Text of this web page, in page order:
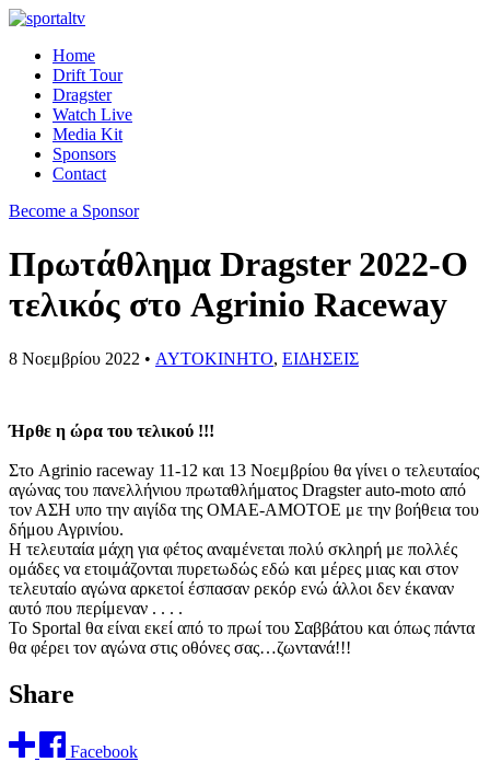
Home
Drift Tour
Dragster
Watch Live
Media Kit
Sponsors
Contact
Become a Sponsor
Πρωτάθλημα Dragster 2022-Ο
τελικός στο Agrinio Raceway
8 Νοεμβρίου 2022 • AYTOKINHTO, ΕΙΔΗΣΕΙΣ
Ήρθε η ώρα του τελικού !!!
Στο Agrinio raceway 11-12 και 13 Νοεμβρίου θα γίνει ο τελευταίος
αγώνας του πανελλήνιου πρωταθλήματος Dragster auto-moto από
τον ΑΣΗ υπο την αιγίδα της ΟΜΑΕ-ΑΜΟΤΟΕ με την βοήθεια του
δήμου Αγρινίου.
Η τελευταία μάχη για φέτος αναμένεται πολύ σκληρή με πολλές
ομάδες να ετοιμάζονται πυρετωδώς εδώ και μέρες μιας και στον
τελευταίο αγώνα αρκετοί έσπασαν ρεκόρ ενώ άλλοι δεν έκαναν
αυτό που περίμεναν . . . .
Το Sportal θα είναι εκεί από το πρωί του Σαββάτου και όπως πάντα
θα φέρει τον αγώνα στις οθόνες σας…ζωντανά!!!
Share
Facebook